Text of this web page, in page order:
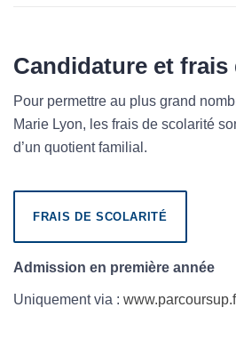
Candidature et frais
Pour permettre au plus grand
Marie Lyon, les frais de scolarité
d’un quotient familial.
FRAIS DE SCOLARITÉ
Admission en première année
Uniquement via :